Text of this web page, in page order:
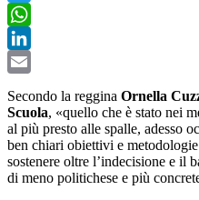
Twitter
WhatsApp
LinkedIn
Secondo la reggina Ornella
Scuola, «quello che è stato nei
al più presto alle spalle, adesso
ben chiari obiettivi e
sostenere oltre l’indecisione e il
di meno politichese e più